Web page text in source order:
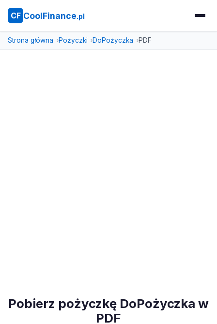
CF CoolFinance.pl
Strona główna Pożyczki DoPożyczka PDF
Pobierz pożyczkę DoPożyczka w
PDF